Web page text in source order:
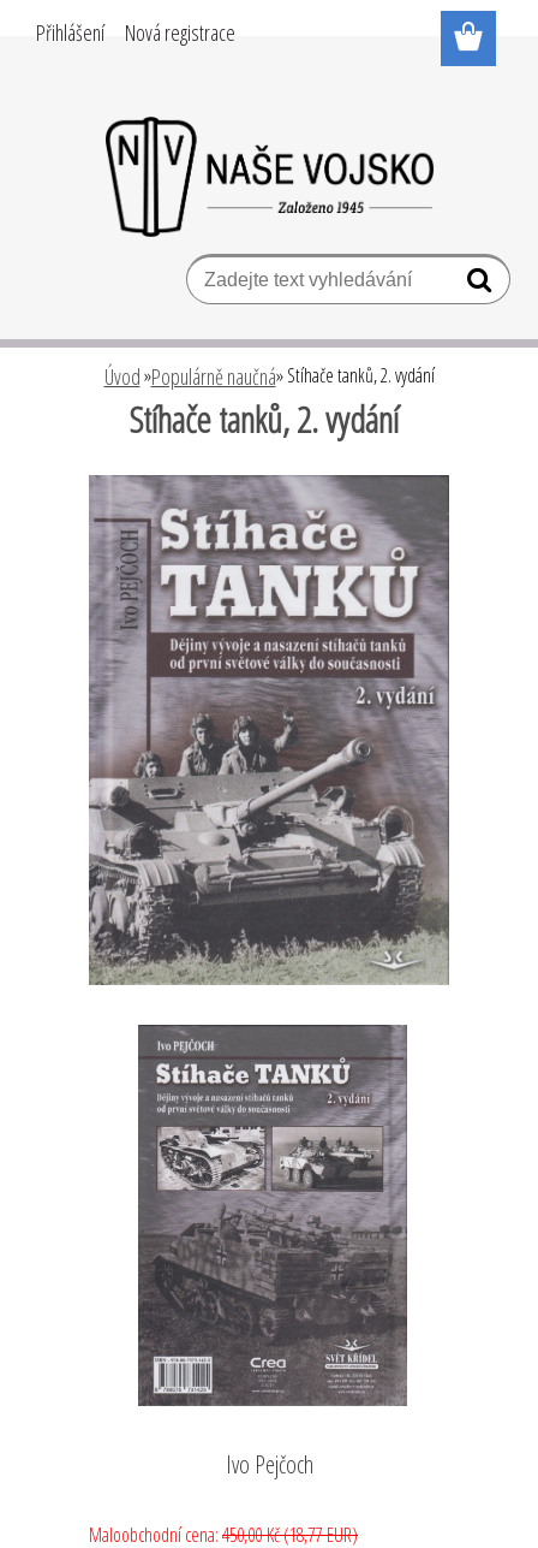
Přihlášení Nová registrace
Úvod»Populárně naučná» Stíhače tanků, 2. vydání
Stíhače tanků, 2. vydání
Ivo Pejčoch
Maloobchodní cena:450,00 Kč(18,77 EUR)